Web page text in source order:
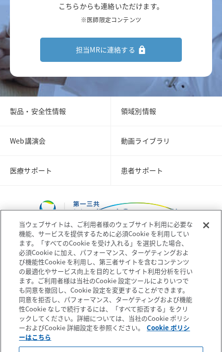
こちらからも連絡いただけます。
※医師限定コンテンツ
担当MRに連絡する
製品・安全性情報 領域別情報
Web講演会 動画ライブラリ
医療サポート 患者サポート
コーポレートサイト 企業情報
個人情報の取扱いについて プライバシーポリシー
ソーシャルメディアポリシー ご利用条件
当ウェブサイトは、ご利用者様のウェブサイト利用に必要な
機能、サービスを提供するために必須Cookie を利用してい
ます。「すべてのCookie を受け入れる」を選択した場合、
必須Cookie に加え、パフォーマンス、ターゲティングおよ
び機能性Cookie を利用し、第三者サイトを含むコンテンツ
の最適化やサービス向上を目的としてサイト利用分析を行い
ます。ご利用者様は当社のCookie 設定ツールによりいつで
も同意を撤回し、Cookie 設定を変更することができます。
同意を拒否し、パフォーマンス、ターゲティングおよび機能
性Cookie なしで続行するには、「すべて拒否する」をクリ
ックしてください。詳細については、当社のCookie ポリシ
ーおよびCookie 詳細設定を参照ください。
Cookie ポリシ
ーはこちら